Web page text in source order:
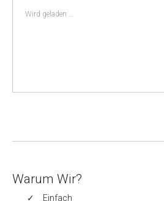
Wird geladen …
o
t
n
Warum Wir?
Einfach